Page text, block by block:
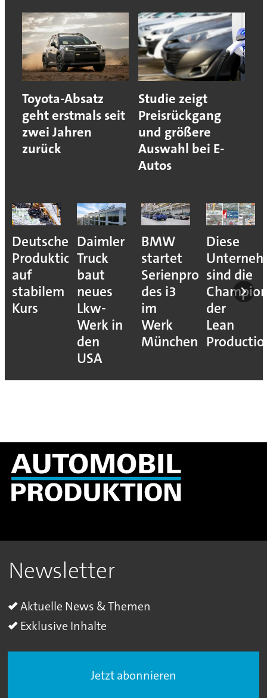
Toyota-Absatz
geht erstmals seit
zwei Jahren
zurück
Studie zeigt
Preisrückgang
und größere
Auswahl bei E-
Autos
Deutsche
Produktion
auf
stabilem
Kurs
Daimler
Truck
baut
neues
Lkw-
Werk in
den
USA
BMW
startet
Serienproduktion
des i3
im
Werk
München
Diese
sind die
der
Lean
Newsletter
Aktuelle News & Themen
Exklusive Inhalte
Jetzt abonnieren